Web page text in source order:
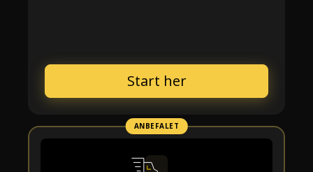
Start her
ANBEFALET